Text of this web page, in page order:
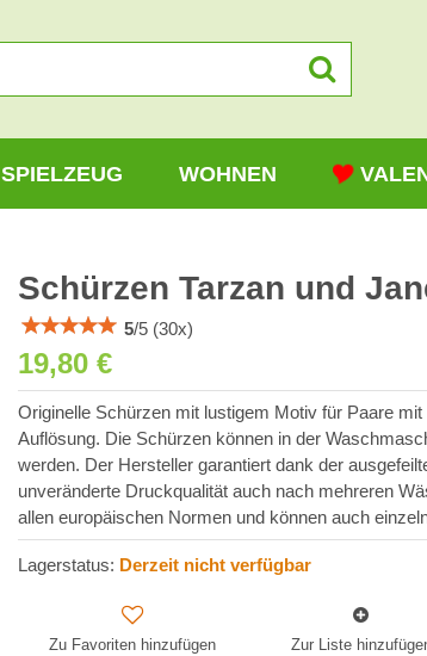
SPIELZEUG WOHNEN
Schürzen Tarzan und
5/5 (30x)
19,80 €
Originelle Schürzen mit lustigem Motiv für Paare
Auflösung. Die Schürzen können in der
werden. Der Hersteller garantiert dank der
unveränderte Druckqualität auch nach mehreren
allen europäischen Normen und können auch
Lagerstatus: Derzeit nicht verfügbar
Zu Favoriten hinzufügen Zur Liste